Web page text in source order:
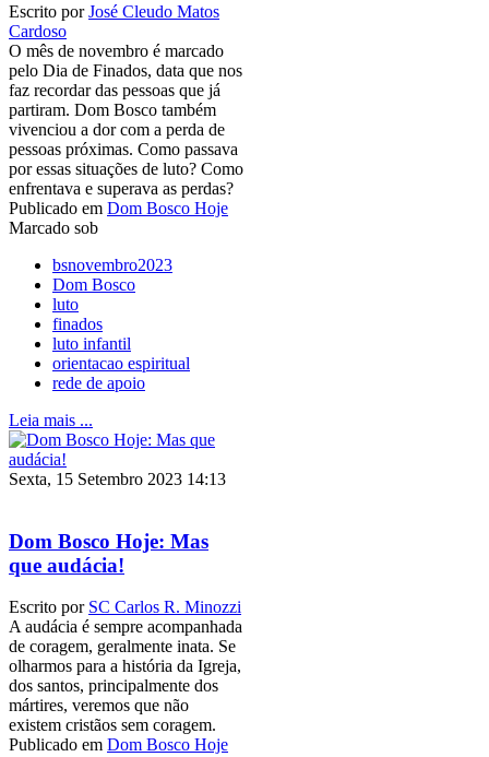
Escrito porJosé Cleudo Matos
Cardoso
O mês de novembro é marcado
pelo Dia de Finados, data que nos
faz recordar das pessoas que já
partiram. Dom Bosco também
vivenciou a dor com a perda de
pessoas próximas. Como passava
por essas situações de luto? Como
enfrentava e superava as perdas?
Publicado em Dom Bosco Hoje
Marcado sob
bsnovembro2023
Dom Bosco
luto
finados
luto infantil
orientacao espiritual
rede de apoio
Leia mais ...
Sexta, 15 Setembro 2023 14:13
Dom Bosco Hoje: Mas
que audácia!
Escrito por SC Carlos R. Minozzi
A audácia é sempre acompanhada
de coragem, geralmente inata. Se
olharmos para a história da Igreja,
dos santos, principalmente dos
mártires, veremos que não
existem cristãos sem coragem.
Publicado em Dom Bosco Hoje